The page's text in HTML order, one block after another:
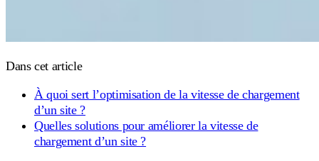
Dans cet article
À quoi sert l’optimisation de la vitesse de chargement
d’un site ?
Quelles solutions pour améliorer la vitesse de
chargement d’un site ?